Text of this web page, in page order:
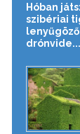
Hóban
szibériai
lenyűgöző
drónvide...